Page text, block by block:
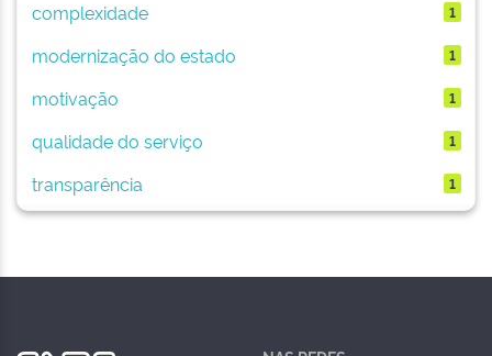
complexidade 1
modernização do estado 1
motivação 1
qualidade do serviço 1
transparência 1